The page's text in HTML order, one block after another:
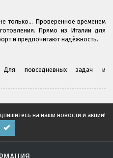
только... Проверенное временем
Прямо из Италии для
и предпочитают надёжность.
Для повседневных задач и
на наши новости и акции!